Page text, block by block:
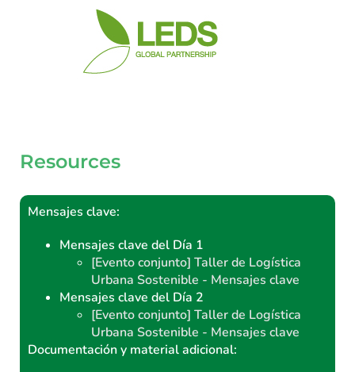
Resources
Mensajes clave:
Mensajes clave del Día 1
[Evento conjunto] Taller de Logística
Urbana Sostenible - Mensajes clave
Mensajes clave del Día 2
[Evento conjunto] Taller de Logística
Urbana Sostenible - Mensajes clave
Documentación y material adicional: